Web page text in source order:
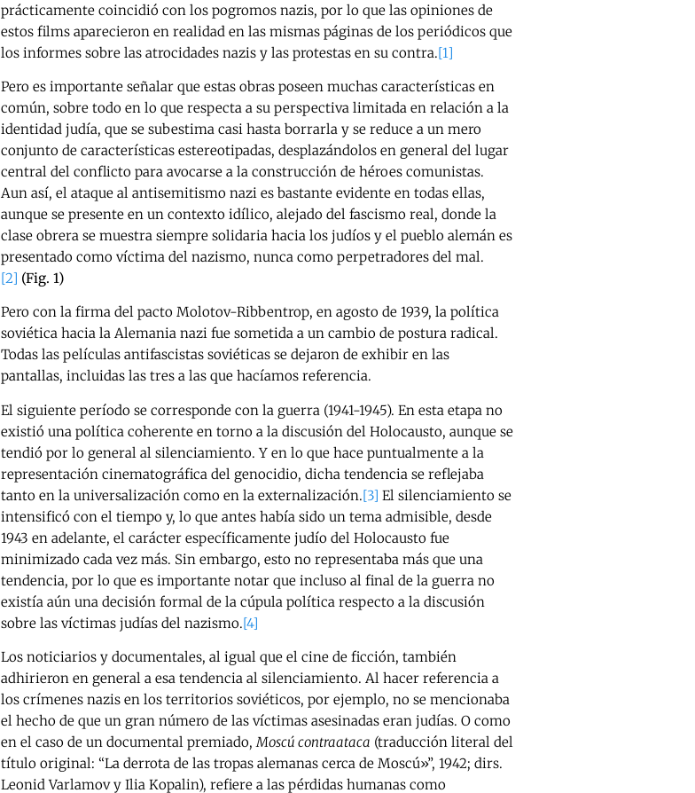
prácticamente coincidió con los pogromos nazis, por lo que las opiniones de
estos films aparecieron en realidad en las mismas páginas de los periódicos que
los informes sobre las atrocidades nazis y las protestas en su contra.[1]
Pero es importante señalar que estas obras poseen muchas características en
común, sobre todo en lo que respecta a su perspectiva limitada en relación a la
identidad judía, que se subestima casi hasta borrarla y se reduce a un mero
conjunto de características estereotipadas, desplazándolos en general del lugar
central del conflicto para avocarse a la construcción de héroes comunistas.
Aun así, el ataque al antisemitismo nazi es bastante evidente en todas ellas,
aunque se presente en un contexto idílico, alejado del fascismo real, donde la
clase obrera se muestra siempre solidaria hacia los judíos y el pueblo alemán es
presentado como víctima del nazismo, nunca como perpetradores del mal.
[2] (Fig. 1)
Pero con la firma del pacto Molotov-Ribbentrop, en agosto de 1939, la política
soviética hacia la Alemania nazi fue sometida a un cambio de postura radical.
Todas las películas antifascistas soviéticas se dejaron de exhibir en las
pantallas, incluidas las tres a las que hacíamos referencia.
El siguiente período se corresponde con la guerra (1941-1945). En esta etapa no
existió una política coherente en torno a la discusión del Holocausto, aunque se
tendió por lo general al silenciamiento. Y en lo que hace puntualmente a la
representación cinematográfica del genocidio, dicha tendencia se reflejaba
tanto en la universalización como en la externalización.[3] El silenciamiento se
intensificó con el tiempo y, lo que antes había sido un tema admisible, desde
1943 en adelante, el carácter específicamente judío del Holocausto fue
minimizado cada vez más. Sin embargo, esto no representaba más que una
tendencia, por lo que es importante notar que incluso al final de la guerra no
existía aún una decisión formal de la cúpula política respecto a la discusión
sobre las víctimas judías del nazismo.[4]
Los noticiarios y documentales, al igual que el cine de ficción, también
adhirieron en general a esa tendencia al silenciamiento. Al hacer referencia a
los crímenes nazis en los territorios soviéticos, por ejemplo, no se mencionaba
el hecho de que un gran número de las víctimas asesinadas eran judías. O como
en el caso de un documental premiado,Moscú contraataca (traducción literal del
título original: “La derrota de las tropas alemanas cerca de Moscú»”, 1942; dirs.
Leonid Varlamov y Ilia Kopalin), refiere a las pérdidas humanas como